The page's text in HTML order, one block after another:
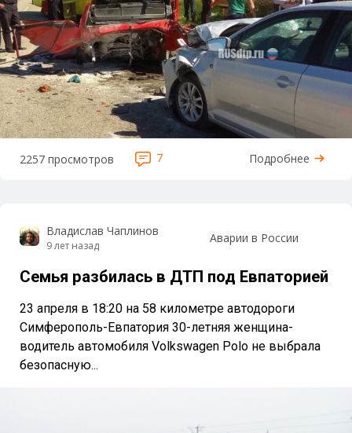
2257 просмотров 7 Подробнее
Владислав Чаплинов
9 лет назад Аварии в России
Семья разбилась в ДТП под Евпаторией
23 апреля в 18:20 на 58 километре автодороги
Симферополь-Евпатория 30-летняя женщина-
водитель автомобиля Volkswagen Polo не выбрала
безопасную...